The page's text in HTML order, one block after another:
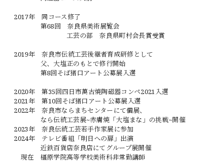
2017年 同コース修了
第68回 奈良県美術展覧会
工芸の部 奈良県町村会長賞受賞
2019年 奈良市伝統工芸後継者育成研修として
父、大塩正のもとで修行開始
第8回そば猪口アート公募展入選
2020年 第35回四日市萬古焼陶磁器コンペ2021入選
2021年 第10回そば猪口アート公募展入選
2022年 奈良市ならまちセンターにて個展、
なら伝統工芸展~赤膚焼「大塩まな」の挑戦~開催
2023年 奈良伝統工芸若手作家展に参加
2024年 テレビ番組「明日への扉」出演
近鉄百貨店奈良店にてグループ展開催
現在 橿原学院高等学校美術科非常勤講師